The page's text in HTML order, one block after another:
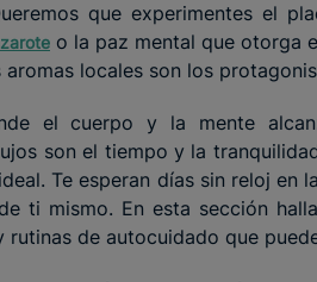
que experimentes el
o la paz mental que otorga
aromas locales son los
el cuerpo y la mente
son el tiempo y la
Te esperan días sin reloj en la
ti mismo. En esta sección
rutinas de autocuidado que